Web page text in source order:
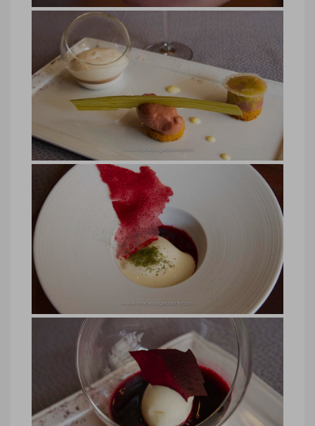
Jura, vin jaune d’Arbois, restaurant
Jean-Paul Jeunet
Jura, vin jaune d’Arbois, restaurant Jean-
Paul Jeunet © Marie-Ange Ostré
Jura, restaurant chef Jean-Paul
Jura, restaurant chef Jean-Paul Jeunet
© Marie-Ange Ostré
Jura, restaurant chef Jean-Paul
Jeunet
Jura, restaurant chef Jean-Paul Jeunet